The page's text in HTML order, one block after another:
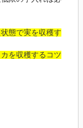
態で実を収穫す
を収穫するコツ